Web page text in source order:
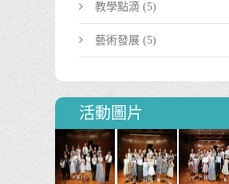
教學點滴 (5)
藝術發展 (5)
活動圖片